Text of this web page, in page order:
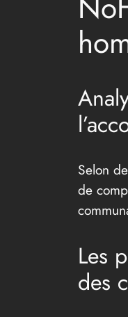
Selon
de
Les
des